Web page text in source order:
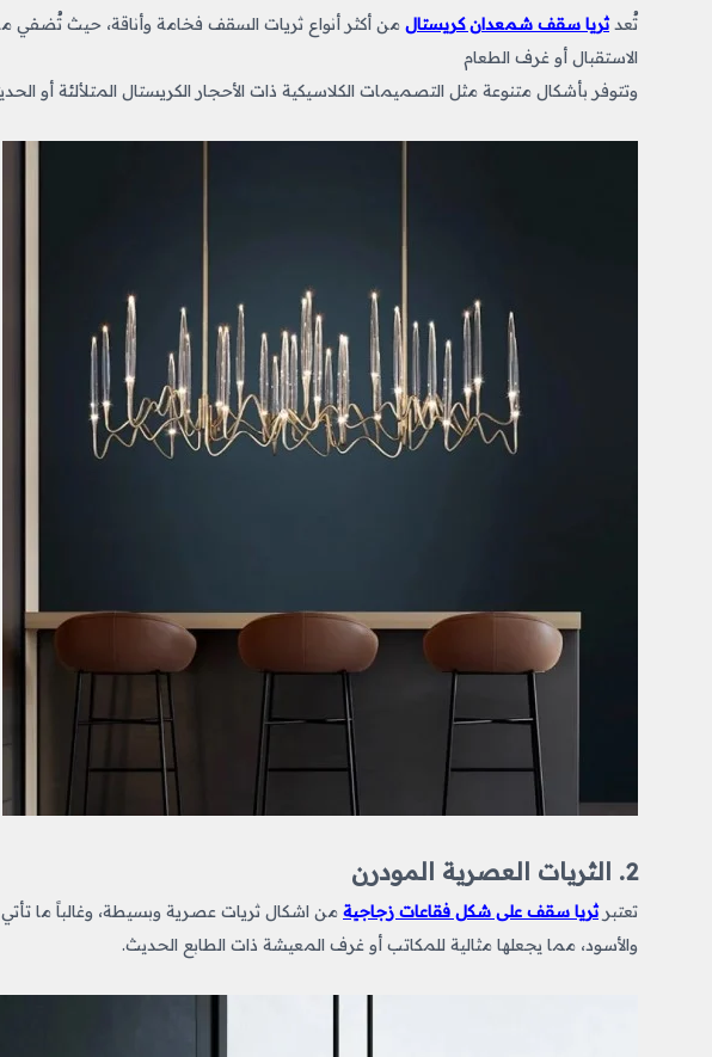
تُعدثريا سقف شمعدان كريستال من أكثر أنواع ثريات السقف فخامة وأناقة، حيث تُضفي
الاستقبال أو غرف الطعام
وتتوفر بأشكال متنوعة مثل التصميمات الكلاسيكية ذات الأحجار الكريستال المتلألئة أو
2. الثريات العصرية المودرن
تعتبرثريا سقف على شكل فقاعات زجاجية من اشكال ثريات عصرية وبسيطة، وغالباً ما
والأسود، مما يجعلها مثالية للمكاتب أو غرف المعيشة ذات الطابع الحديث.